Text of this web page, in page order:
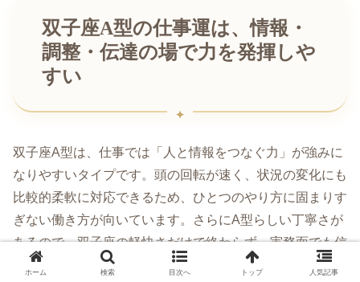
双子座A型の仕事運は、情報・
調整・伝達の場で力を発揮しや
すい
双子座A型は、仕事では「人と情報をつなぐ力」が強みに
なりやすいタイプです。頭の回転が速く、状況の変化にも
比較的柔軟に対応できるため、ひとつのやり方に固まりす
ぎない働き方が向いています。さらにA型らしい丁寧さが
あるので、双子座の軽快さだけで終わらず、実務面でも信
頼を得やすいでしょう。
ホーム 検索 目次へ トップ 人気記事